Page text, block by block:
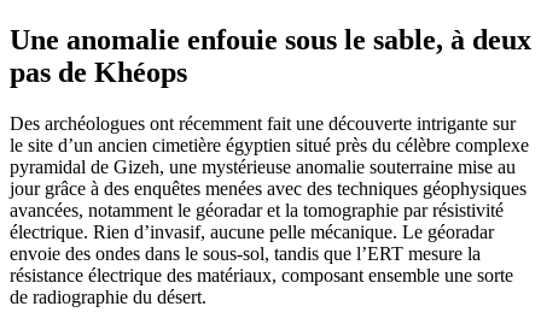
Une anomalie enfouie sous le sable, à deux
pas de Khéops
Des archéologues ont récemment fait une découverte intrigante sur
le site d’un ancien cimetière égyptien situé près du célèbre complexe
pyramidal de Gizeh, une mystérieuse anomalie souterraine mise au
jour grâce à des enquêtes menées avec des techniques géophysiques
avancées, notamment le géoradar et la tomographie par résistivité
électrique. Rien d’invasif, aucune pelle mécanique. Le géoradar
envoie des ondes dans le sous-sol, tandis que l’ERT mesure la
résistance électrique des matériaux, composant ensemble une sorte
de radiographie du désert.